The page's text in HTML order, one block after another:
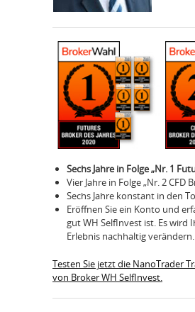
Sechs Jahre in Folge „Nr. 1
Vier Jahre in Folge „Nr. 2 CFD
Sechs Jahre konstant in den
Eröffnen Sie ein Konto und
gut WH SelfInvest ist. Es wird
Erlebnis nachhaltig verändern.
Testen Sie jetzt die NanoTrader
von Broker WH SelfInvest.